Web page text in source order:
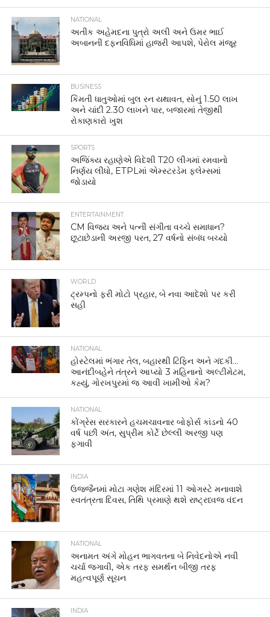
NATIONAL
અતીક અહેમદના પુત્રો અલી અને ઉમર ભાઈ
અબાનની દફનવિધિમાં હાજરી આપશે, પેરોલ મંજૂર
BUSINESS
કિંમતી ધાતુઓમાં બુલ રન યથાવત, સોનું 1.50 લાખ
અને ચાંદી 2.30 લાખને પાર, બજારમાં તેજીથી
રોકાણકારો ખુશ
SPORTS
અજિંક્ય રહાણેએ વિદેશી T20 લીગમાં રમવાનો
નિર્ણય લીધો, ETPLમાં એમ્સ્ટરડેમ ફ્લેમ્સમાં
જોડાયો
ENTERTAINMENT
CM વિજય અને પત્ની સંગીતા વચ્ચે સમાધાન?
છૂટાછેડાની અરજી પરત, 27 વર્ષનો સંબંધ બચ્યો
WORLD
ટ્રમ્પનો ફરી મોટો પ્રહાર, બે નવા આદેશો પર કરી
સહી
NATIONAL
હોસ્ટેલમાં ભંગાર તેલ, બહારથી ટિફિન અને ગંદકી…
આનંદીબહેને તંત્રને આપ્યો 3 મહિનાનો અલ્ટીમેટમ,
કહ્યું, ગોરખપુરમાં જ આવી ખામીઓ કેમ?
NATIONAL
કોંગ્રેસ સરકારને હચમચાવનાર બોફોર્સ કાંડનો 40
વર્ષ પછી અંત, સુપ્રીમ કોર્ટે છેલ્લી અરજી પણ
ફગાવી
INDIA
ઉજ્જૈનમાં મોટા ગણેશ મંદિરમાં 11 ઓગસ્ટે મનાવાશે
સ્વતંત્રતા દિવસ, તિથિ પ્રમાણે થશે રાષ્ટ્રધ્વજ વંદન
NATIONAL
અનામત અંગે મોહન ભાગવતના બે નિવેદનોએ નવી
ચર્ચા જગાવી, એક તરફ સમર્થન બીજી તરફ
મહત્વપૂર્ણ સૂચન
INDIA